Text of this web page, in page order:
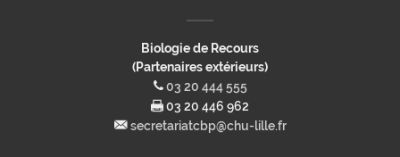
Biologie de Recours
(Partenaires extérieurs)
03 20 444 555
03 20 446 962
secretariatcbp@chu-lille.fr